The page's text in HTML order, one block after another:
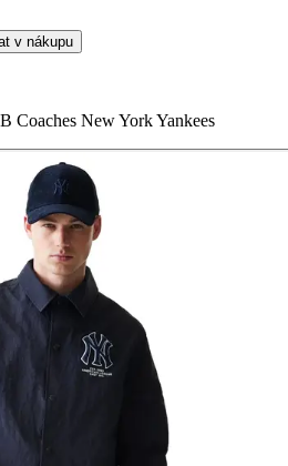
v nákupu
Coaches New York Yankees